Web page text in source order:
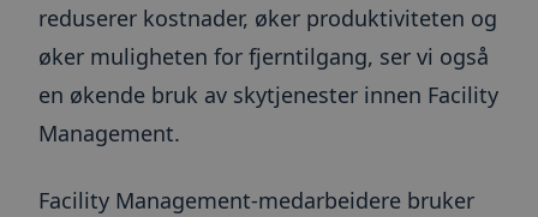
reduserer kostnader, øker produktiviteten og
øker muligheten for fjerntilgang, ser vi også
en økende bruk av skytjenester innen Facility
Management.
Facility Management-medarbeidere bruker